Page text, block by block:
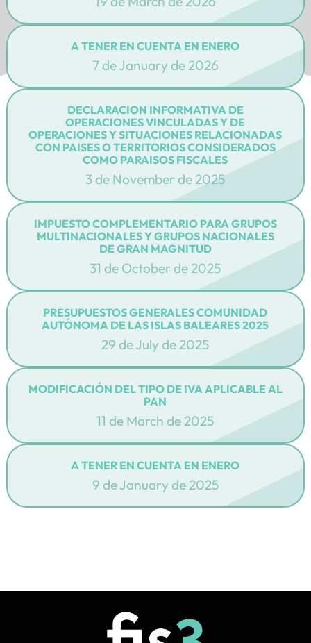
A TENER EN CUENTA EN ENERO
7 de January de 2026
DECLARACION INFORMATIVA DE
OPERACIONES VINCULADAS Y DE
OPERACIONES Y SITUACIONES RELACIONADAS
CON PAISES O TERRITORIOS CONSIDERADOS
COMO PARAISOS FISCALES
3 de November de 2025
IMPUESTO COMPLEMENTARIO PARA GRUPOS
MULTINACIONALES Y GRUPOS NACIONALES
DE GRAN MAGNITUD
31 de October de 2025
PRESUPUESTOS GENERALES COMUNIDAD
AUTÓNOMA DE LAS ISLAS BALEARES 2025
29 de July de 2025
MODIFICACIÓN DEL TIPO DE IVA APLICABLE AL
PAN
11 de March de 2025
A TENER EN CUENTA EN ENERO
9 de January de 2025